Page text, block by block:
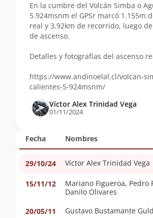
Fecha Nombres
29/10/24 Víctor Alex Trinidad Vega
15/11/12
Mariano Figueroa, Pedro
Danilo Olivares
20/05/11
Gustavo Bustamante
En la cumbre del Volcán Simba o
5.924msnm el GPSr marcó 1.155m
real y 3,92km de recorrido, luego
de ascenso.
Detalles y fotografías del ascenso
https://www.andinoelal.cl/volcan-
calientes-5-924msnm/
Víctor Alex Trinidad Vega
01/11/2024